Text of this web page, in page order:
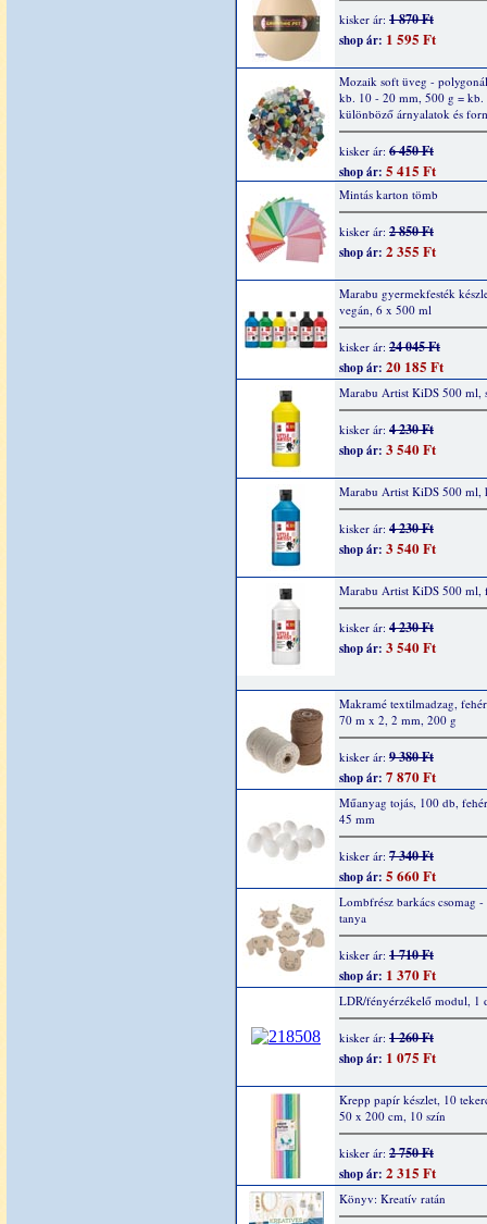
kisker ár: 1 870 Ft
shop ár: 1 595 Ft
Mozaik soft üveg -
kb. 10 - 20 mm, 500 g = kb.
különböző árnyalatok és
kisker ár: 6 450 Ft
shop ár: 5 415 Ft
Mintás karton tömb
kisker ár: 2 850 Ft
shop ár: 2 355 Ft
Marabu gyermekfesték
vegán, 6 x 500 ml
kisker ár: 24 045 Ft
shop ár: 20 185 Ft
Marabu Artist KiDS 500 ml,
kisker ár: 4 230 Ft
shop ár: 3 540 Ft
Marabu Artist KiDS 500 ml,
kisker ár: 4 230 Ft
shop ár: 3 540 Ft
Marabu Artist KiDS 500 ml,
kisker ár: 4 230 Ft
shop ár: 3 540 Ft
Makramé textilmadzag,
70 m x 2, 2 mm, 200 g
kisker ár: 9 380 Ft
shop ár: 7 870 Ft
Műanyag tojás, 100 db,
45 mm
kisker ár: 7 340 Ft
shop ár: 5 660 Ft
Lombfrész barkács csomag
tanya
kisker ár: 1 710 Ft
shop ár: 1 370 Ft
LDR/fényérzékelő modul, 1
kisker ár: 1 260 Ft
shop ár: 1 075 Ft
Krepp papír készlet, 10
50 x 200 cm, 10 szín
kisker ár: 2 750 Ft
shop ár: 2 315 Ft
Könyv: Kreatív ratán